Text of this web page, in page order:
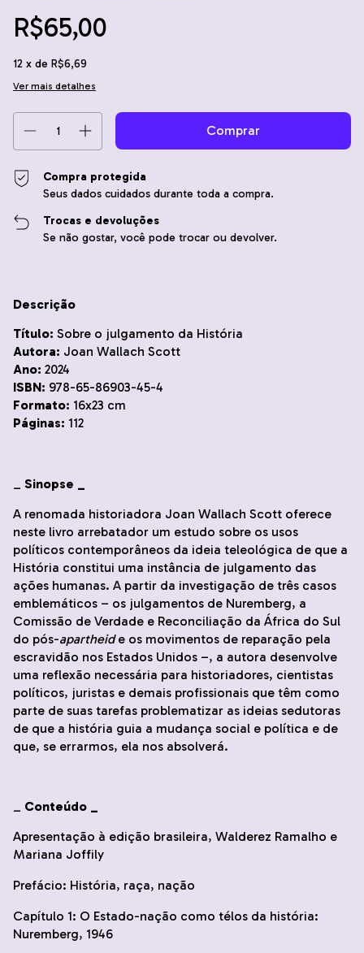
R$65,00
12 x de R$6,69
Ver mais detalhes
Compra protegida
Seus dados cuidados durante toda a compra.
Trocas e devoluções
Se não gostar, você pode trocar ou devolver.
Descrição
Título: Sobre o julgamento da História
Autora: Joan Wallach Scott
Ano: 2024
ISBN: 978-65-86903-45-4
Formato: 16x23 cm
Páginas: 112
_ Sinopse _
A renomada historiadora Joan Wallach Scott oferece
neste livro arrebatador um estudo sobre os usos
políticos contemporâneos da ideia teleológica de que a
História constitui uma instância de julgamento das
ações humanas. A partir da investigação de três casos
emblemáticos – os julgamentos de Nuremberg, a
Comissão de Verdade e Reconciliação da África do Sul
do pós-apartheide os movimentos de reparação pela
escravidão nos Estados Unidos –, a autora desenvolve
uma reflexão necessária para historiadores, cientistas
políticos, juristas e demais profissionais que têm como
parte de suas tarefas problematizar as ideias sedutoras
de que a história guia a mudança social e política e de
que, se errarmos, ela nos absolverá.
_ Conteúdo _
Apresentação à edição brasileira, Walderez Ramalho e
Mariana Joffily
Prefácio: História, raça, nação
Capítulo 1: O Estado-nação como télos da história:
Nuremberg, 1946